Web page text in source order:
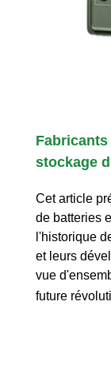
stockage
Cet article
de batteries
l'historique
et leurs
vue
future